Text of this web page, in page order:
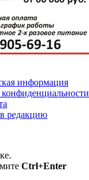
информация
редакцию
Ctrl+Enter